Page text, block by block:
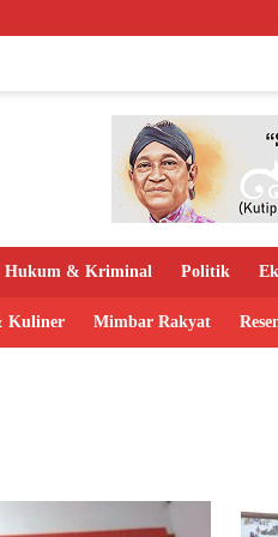
Hukum & Kriminal Politik
Kuliner Mimbar Rakyat